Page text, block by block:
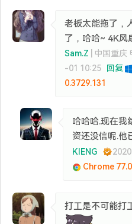
老板太能拖了，
了，哈哈~ 4K风
Sam.Z | 中国重庆
-01 10:25
回复
0.3729.131
哈哈哈.现在我
资还没信呢.他
KIENG
Chrome
打工是不可能打